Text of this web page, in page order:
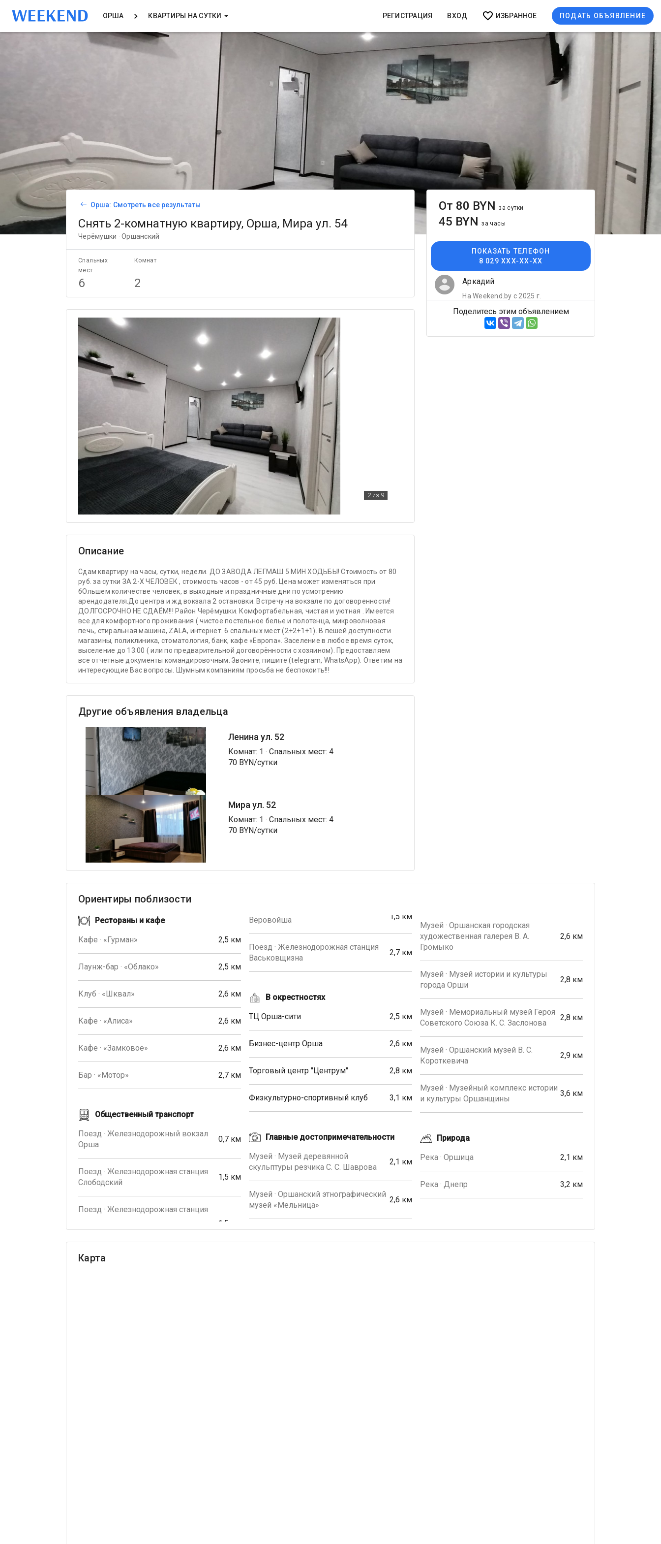
ОРША КВАРТИРЫ НА СУТКИ РЕГИСТРАЦИЯ ВХОД ИЗБРАННОЕ ПОДАТЬ ОБЪЯВЛЕНИЕ
Орша: Смотреть все результаты
Снять 2-комнатную квартиру, Орша, Мира ул. 54
Черёмушки · Оршанский
Спальных
мест
Комнат
6 2
2из 9
Описание
Сдам квартиру на часы, сутки, недели. ДО ЗАВОДА ЛЕГМАШ 5 МИН ХОДЬБЫ! Стоимость от 80
руб. за сутки ЗА 2-Х ЧЕЛОВЕК , стоимость часов - от 45 руб. Цена может изменяться при
бОльшем количестве человек, в выходные и праздничные дни по усмотрению
арендодателя.До центра и жд вокзала 2 остановки. Встречу на вокзале по договоренности!
ДОЛГОСРОЧНО НЕ СДАЁМ!!! Район Черёмушки. Комфортабельная, чистая и уютная . Имеется
все для комфортного проживания ( чистое постельное белье и полотенца, микроволновая
печь, стиральная машина, ZALA, интернет. 6 спальных мест (2+2+1+1). В пешей доступности
магазины, поликлиника, стоматология, банк, кафе «Европа». Заселение в любое время суток,
выселение до 13:00 ( или по предварительной договорённости с хозяином). Предоставляем
все отчетные документы командировочным. Звоните, пишите (telegram, WhatsApp). Ответим на
интересующие Вас вопросы. Шумным компаниям просьба не беспокоить!!!
Другие объявления владельца
Ленина ул. 52
Комнат: 1 · Спальных мест: 4
70 BYN/сутки
Мира ул. 52
Комнат: 1 · Спальных мест: 4
70 BYN/сутки
От 80 BYNза сутки
45 BYNза часы
ПОКАЗАТЬ ТЕЛЕФОН
8 029 XXX-XX-XX
Аркадий
На Weekend.by с 2025 г.
Поделитесь этим объявлением
Ориентиры поблизости
Рестораны и кафе
Кафе · «Гурман» 2,5 км
Лаунж-бар · «Облако» 2,5 км
Клуб · «Шквал» 2,6 км
Кафе · «Алиса» 2,6 км
Кафе · «Замковое» 2,6 км
Бар · «Мотор» 2,7 км
Общественный транспорт
Поезд · Железнодорожный вокзал
Орша
0,7 км
Поезд · Железнодорожная станция
Слободский
1,5 км
Поезд · Железнодорожная станция
Веровойша 1,5 км
Поезд · Железнодорожная станция
Васьковщизна
2,7 км
В окрестностях
ТЦ Орша-сити 2,5 км
Бизнес-центр Орша 2,6 км
Торговый центр "Центрум" 2,8 км
Физкультурно-спортивный клуб 3,1 км
Главные достопримечательности
Музей · Музей деревянной
скульптуры резчика С. С. Шаврова
2,1 км
Музей · Оршанский этнографический
музей «Мельница»
2,6 км
Музей · Оршанская городская
художественная галерея В. А.
Громыко
2,6 км
Музей · Музей истории и культуры
города Орши
2,8 км
Музей · Мемориальный музей Героя
Советского Союза К. С. Заслонова
2,8 км
Музей · Оршанский музей В. С.
Короткевича
2,9 км
Музей · Музейный комплекс истории
и культуры Оршанщины
3,6 км
Природа
Река · Оршица 2,1 км
Река · Днепр 3,2 км
Карта